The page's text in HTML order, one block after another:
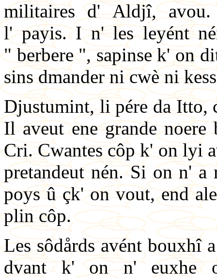
militaires d' Aldjî,
l' payis. I n' les leyént
" berbere ", sapinse k' on
sins dmander ni cwè ni
Djustumint, li pére da Itto,
Il aveut ene grande
Cri. Cwantes côp k' on lyi
pretandeut nén. Si on n'
poys û çk' on vout, end
plin côp.
Les sôdårds avént bouxhî
dvant k' on n'